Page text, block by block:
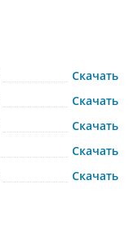
Скачать
Скачать
Скачать
Скачать
Скачать